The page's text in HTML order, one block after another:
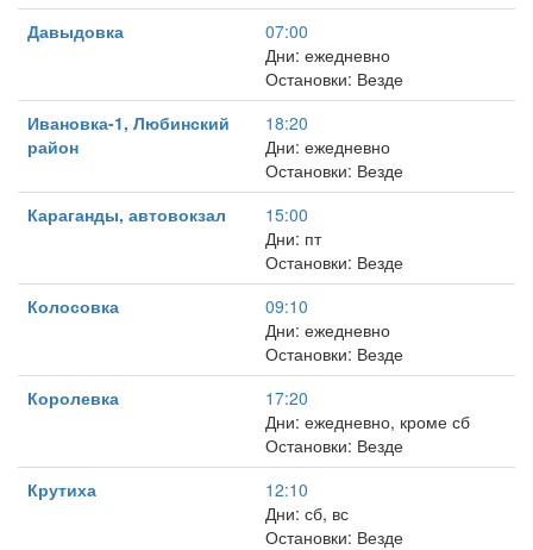
Давыдовка
07:00
Дни: ежедневно
Остановки: Везде
Ивановка-1, Любинский
район
18:20
Дни: ежедневно
Остановки: Везде
Караганды, автовокзал
15:00
Дни: пт
Остановки: Везде
Колосовка
09:10
Дни: ежедневно
Остановки: Везде
Королевка
17:20
Дни: ежедневно, кроме сб
Остановки: Везде
Крутиха
12:10
Дни: сб, вс
Остановки: Везде